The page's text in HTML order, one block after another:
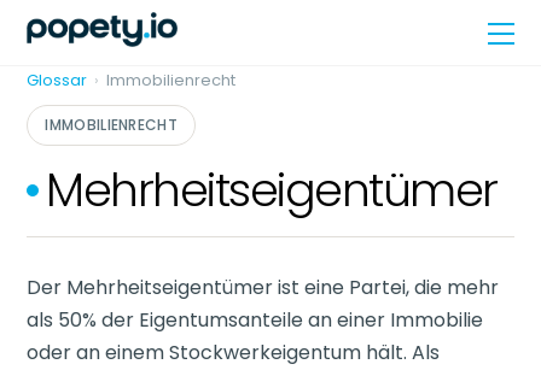
Skip
content
Glossar › Immobilienrecht
IMMOBILIENRECHT
Mehrheitseigentümer
Der Mehrheitseigentümer ist eine Partei, die mehr
als 50% der Eigentumsanteile an einer Immobilie
oder an einem Stockwerkeigentum hält. Als